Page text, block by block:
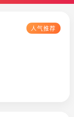
人气推荐